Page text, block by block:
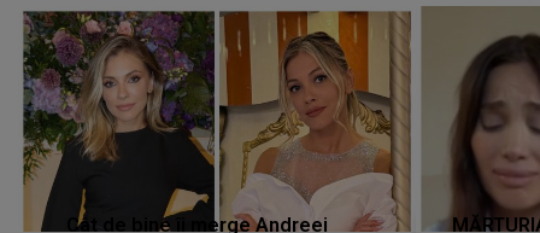
Cât de bine îi merge Andreei